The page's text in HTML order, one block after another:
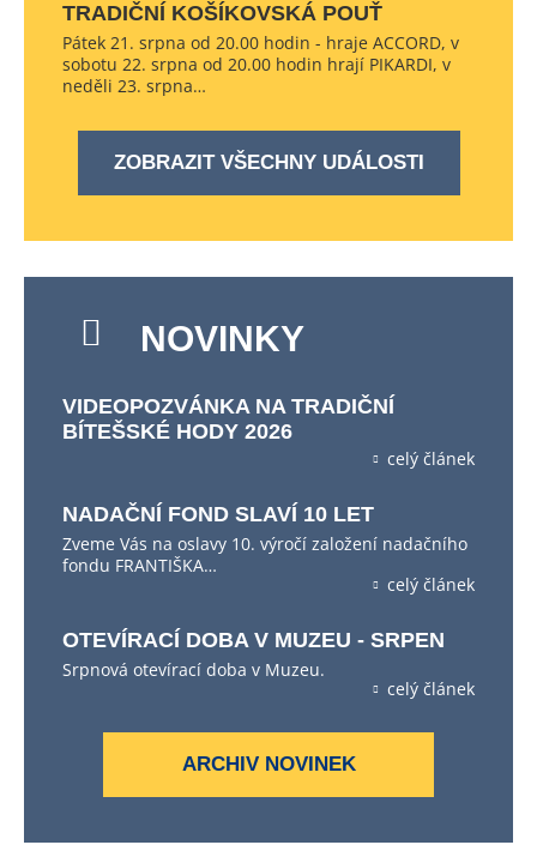
TRADIČNÍ KOŠÍKOVSKÁ POUŤ
Pátek 21. srpna od 20.00 hodin - hraje ACCORD, v
sobotu 22. srpna od 20.00 hodin hrají PIKARDI, v
neděli 23. srpna…
ZOBRAZIT VŠECHNY UDÁLOSTI
NOVINKY
VIDEOPOZVÁNKA NA TRADIČNÍ
BÍTEŠSKÉ HODY 2026
celý článek
NADAČNÍ FOND SLAVÍ 10 LET
Zveme Vás na oslavy 10. výročí založení nadačního
fondu FRANTIŠKA…
celý článek
OTEVÍRACÍ DOBA V MUZEU - SRPEN
Srpnová otevírací doba v Muzeu.
celý článek
ARCHIV NOVINEK